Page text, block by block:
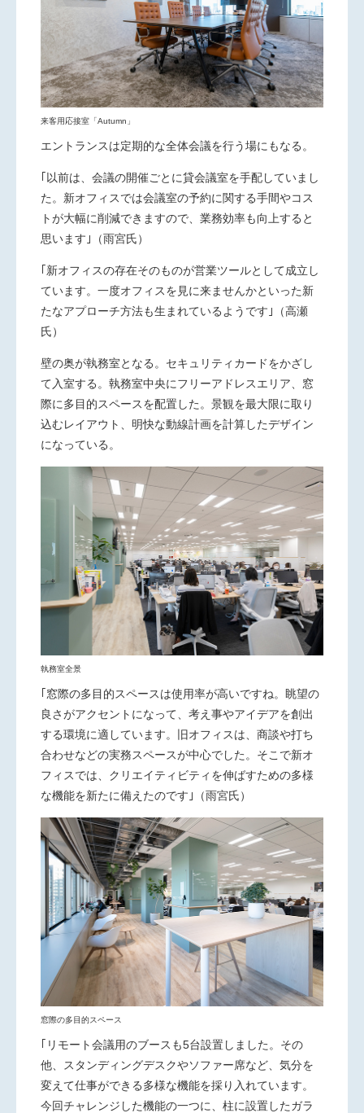
来客用応接室「Autumn」
エントランスは定期的な全体会議を行う場にもなる。
｢以前は、会議の開催ごとに貸会議室を手配していまし
た。新オフィスでは会議室の予約に関する手間やコス
トが大幅に削減できますので、業務効率も向上すると
思います｣（雨宮氏）
｢新オフィスの存在そのものが営業ツールとして成立し
ています。一度オフィスを見に来ませんかといった新
たなアプローチ方法も生まれているようです｣（高瀬
氏）
壁の奥が執務室となる。セキュリティカードをかざし
て入室する。執務室中央にフリーアドレスエリア、窓
際に多目的スペースを配置した。景観を最大限に取り
込むレイアウト、明快な動線計画を計算したデザイン
になっている。
執務室全景
｢窓際の多目的スペースは使用率が高いですね。眺望の
良さがアクセントになって、考え事やアイデアを創出
する環境に適しています。旧オフィスは、商談や打ち
合わせなどの実務スペースが中心でした。そこで新オ
フィスでは、クリエイティビティを伸ばすための多様
な機能を新たに備えたのです｣（雨宮氏）
窓際の多目的スペース
｢リモート会議用のブースも5台設置しました。その
他、スタンディングデスクやソファー席など、気分を
変えて仕事ができる多様な機能を採り入れています。
今回チャレンジした機能の一つに、柱に設置したガラ